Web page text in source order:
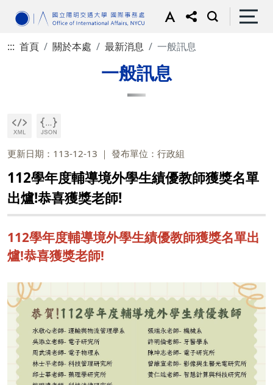
::: 首頁 關於本處 最新消息 一般訊息
一般訊息
更新日期：113-12-13 發布單位：行政組
112學年度輔導境外學生績優教師獲獎名單
出爐!恭喜獲獎老師!
112學年度輔導境外學生績優教師獲獎名單出
爐!恭喜獲獎老師!